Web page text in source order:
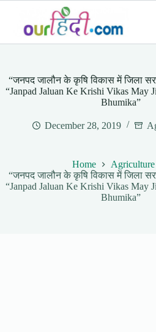
content
“जनपद जालौन के कृषि विकास में जिला
“Janpad Jaluan Ke Krishi Vikas May
Bhumika”
December 28, 2019
Home
Agriculture
“जनपद जालौन के कृषि विकास में जिला
“Janpad Jaluan Ke Krishi Vikas May
Bhumika”